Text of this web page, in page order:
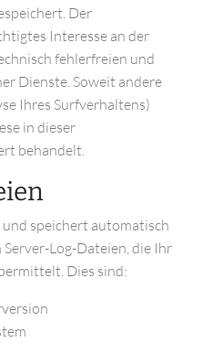
Der
Interesse an der
fehlerfreien und
Dienste. Soweit andere
Ihres Surfverhaltens)
in dieser
behandelt.
speichert automatisch
Log-Dateien, die Ihr
Dies sind: